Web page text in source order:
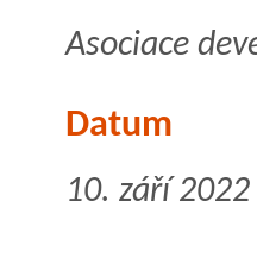
Asociace
Datum
10. září 2022